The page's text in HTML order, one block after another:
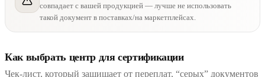
совпадает с вашей продукцией — лучше не использовать
такой документ в поставках/на маркетплейсах.
Как выбрать центр для сертификации
Чек-лист, который защищает от переплат, “серых” документов